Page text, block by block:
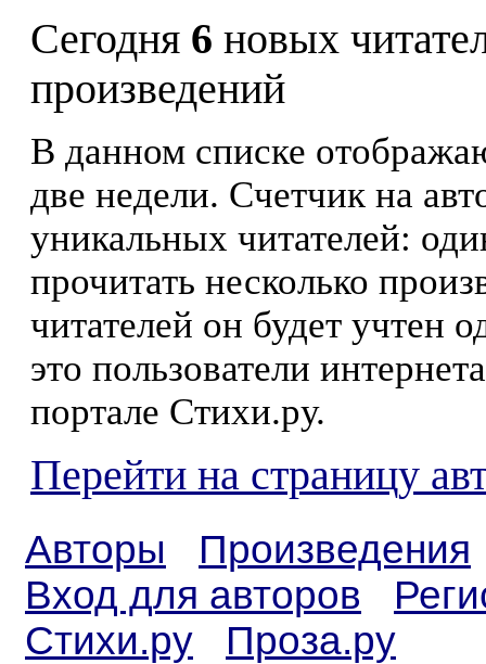
Сегодня 6 новых
произведений
В данном списке
две недели. Счетчик на
уникальных читателей:
прочитать несколько
читателей он будет учтен
это пользователи
портале Стихи.ру.
Перейти на страницу
Авторы
Произведения
Вход для авторов
Стихи.ру
Проза.ру